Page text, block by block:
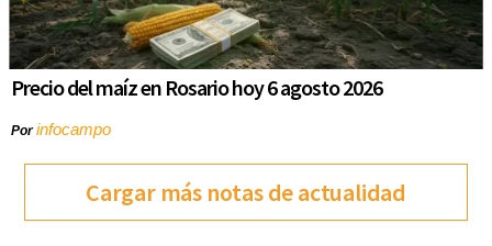
Precio del maíz en Rosario hoy 6 agosto 2026
Porinfocampo
Cargar más notas de actualidad